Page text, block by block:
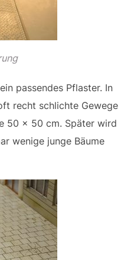
passendes Pflaster. In
recht schlichte Gewege
50 x 50 cm. Später wird
wenige junge Bäume